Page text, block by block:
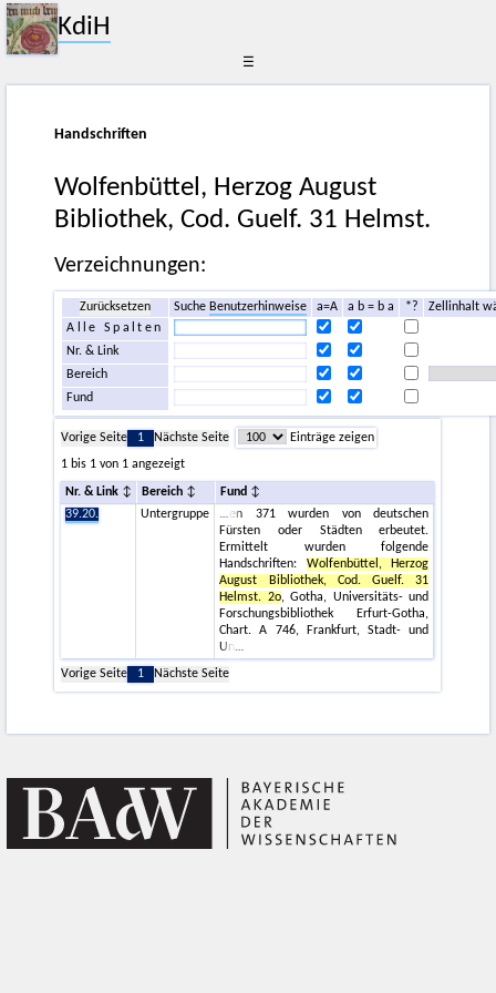
KdiH
☰
Handschriften
Wolfenbüttel, Herzog August
Bibliothek, Cod. Guelf. 31 Helmst.
Verzeichnungen:
Zurücksetzen SucheBenutzerhinweise a=A a b = b a *?
Zellinhalt
Alle Spalten
Nr. & Link
Bereich
Fund
Vorige Seite 1 Nächste Seite
Einträge zeigen
1 bis 1 von 1 angezeigt
Nr. & Link Bereich
Fund
39.20.
Untergruppe
en 371 wurden von deutschen
Fürsten oder Städten erbeutet.
Ermittelt wurden folgende
Handschriften: Wolfenbüttel, Herzog
August Bibliothek, Cod. Guelf. 31
Helmst. 2o, Gotha, Universitäts- und
Forschungsbibliothek Erfurt-Gotha,
Chart. A 746, Frankfurt, Stadt- und
Un
Vorige Seite
1 Nächste Seite